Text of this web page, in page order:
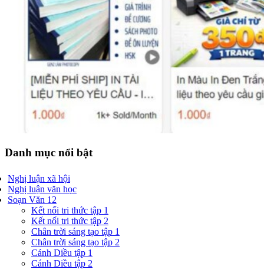
Danh mục nổi bật
Nghị luận xã hội
Nghị luận văn học
Soạn Văn 12
Kết nối tri thức tập 1
Kết nối tri thức tập 2
Chân trời sáng tạo tập 1
Chân trời sáng tạo tập 2
Cánh Diều tập 1
Cánh Diều tập 2